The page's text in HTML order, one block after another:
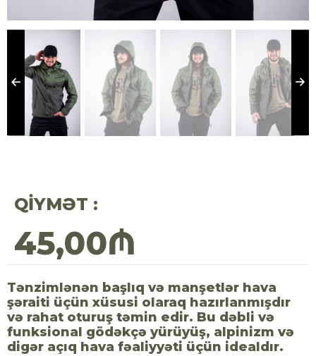
QIYMƏT :
45,00₼
Tənzimlənən başlıq və manşetlər hava
şəraiti üçün xüsusi olaraq hazırlanmışdır
və rahat oturuş təmin edir. Bu dəbli və
funksional gödəkçə yürüyüş, alpinizm və
digər açıq hava fəaliyyəti üçün idealdır.